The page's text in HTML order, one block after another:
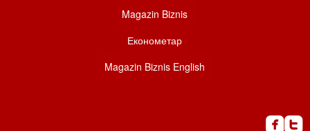
Magazin Biznis
Економетар
Magazin Biznis English